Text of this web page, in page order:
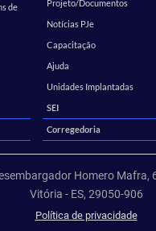
de
Projeto/Documentos
Notícias PJe
Capacitação
Ajuda
Unidades Implantadas
SEI
Corregedoria
Homero Mafra,
Vitória - ES, 29050-906
Política de privacidade